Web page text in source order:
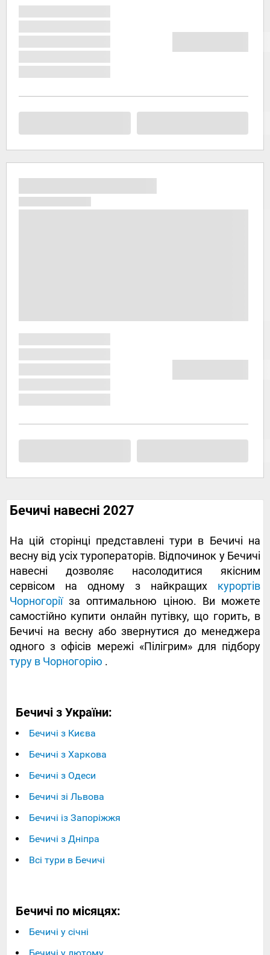
Бечичі навесні 2027
На цій сторінці представлені тури в Бечичі на
весну від усіх туроператорів. Відпочинок у Бечичі
навесні дозволяє насолодитися якісним
сервісом на одному з найкращих курортів
Чорногоріїза оптимальною ціною. Ви можете
самостійно купити онлайн путівку, що горить, в
Бечичі на весну або звернутися до менеджера
одного з офісів мережі «Пілігрим» для підбору
туру в Чорногорію .
Бечичі з України:
Бечичі з Києва
Бечичі з Харкова
Бечичі з Одеси
Бечичі зі Львова
Бечичі із Запоріжжя
Бечичі з Дніпра
Всі тури в Бечичі
Бечичі по місяцях:
Бечичі у січні